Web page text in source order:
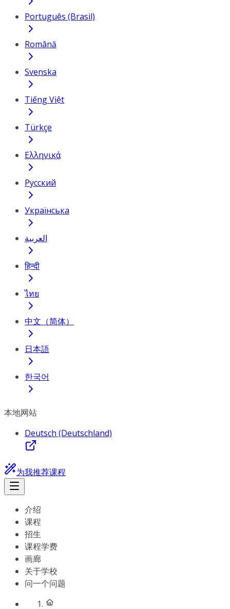
Português (Brasil)
Română
Svenska
Tiếng Việt
Türkçe
Ελληνικά
Русский
Українська
العربية
हिन्दी
ไทย
中文（简体）
日本語
한국어
本地网站
Deutsch (Deutschland)
为我推荐课程
介绍
课程
招生
课程学费
画廊
关于学校
问一个问题